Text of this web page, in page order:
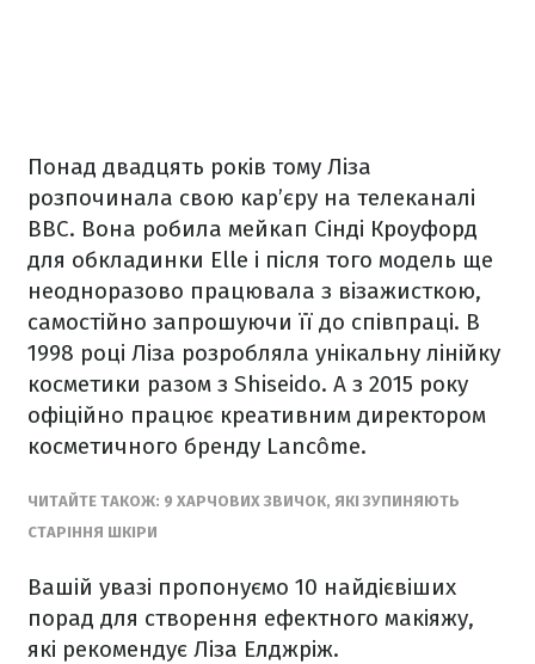
Понад двадцять років тому Ліза
розпочинала свою кар’єру на телеканалі
ВВС. Вона робила мейкап Сінді Кроуфорд
для обкладинки Elle і після того модель ще
неодноразово працювала з візажисткою,
самостійно запрошуючи її до співпраці. В
1998 році Ліза розробляла унікальну лінійку
косметики разом з Shiseido. А з 2015 року
офіційно працює креативним директором
косметичного бренду Lancôme.
ЧИТАЙТЕ ТАКОЖ: 9 ХАРЧОВИХ ЗВИЧОК, ЯКІ ЗУПИНЯЮТЬ
СТАРІННЯ ШКІРИ
Вашій увазі пропонуємо 10 найдієвіших
порад для створення ефектного макіяжу,
які рекомендує Ліза Елджріж.